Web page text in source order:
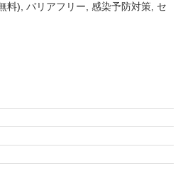
料) バリアフリー 感染予防対策 セ